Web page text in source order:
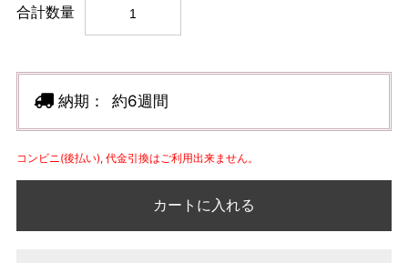
合計数量
納期： 約6週間
コンビニ(後払い), 代金引換はご利用出来ません。
カートに入れる